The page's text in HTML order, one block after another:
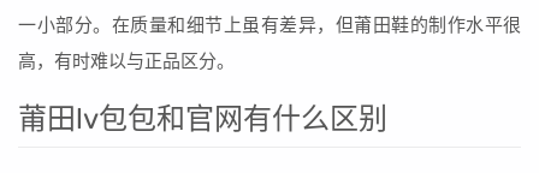
一小部分。在质量和细节上虽有差异，但莆田鞋的制作水平很
高，有时难以与正品区分。
莆田lv包包和官网有什么区别